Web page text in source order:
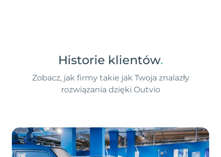
Historie klientów.
Zobacz, jak firmy takie jak Twoja znalazły
rozwiązania dzięki Outvio